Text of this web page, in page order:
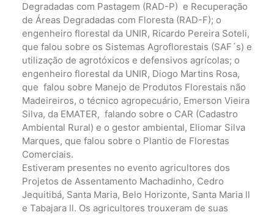
Degradadas com Pastagem (RAD-P) e Recuperação
de Áreas Degradadas com Floresta (RAD-F); o
engenheiro florestal da UNIR, Ricardo Pereira Soteli,
que falou sobre os Sistemas Agroflorestais (SAF´s) e
utilização de agrotóxicos e defensivos agrícolas; o
engenheiro florestal da UNIR, Diogo Martins Rosa,
que falou sobre Manejo de Produtos Florestais não
Madeireiros, o técnico agropecuário, Emerson Vieira
Silva, da EMATER, falando sobre o CAR (Cadastro
Ambiental Rural) e o gestor ambiental, Eliomar Silva
Marques, que falou sobre o Plantio de Florestas
Comerciais.
Estiveram presentes no evento agricultores dos
Projetos de Assentamento Machadinho, Cedro
Jequitibá, Santa Maria, Belo Horizonte, Santa Maria ll
e Tabajara ll. Os agricultores trouxeram de suas